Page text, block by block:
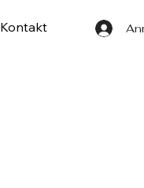
Kontakt